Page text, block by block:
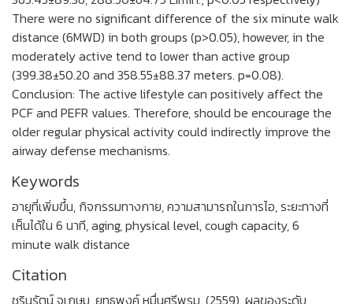
There were no significant difference of the six minute walk
distance (6MWD) in both groups (p>0.05), however, in the
moderately active tend to lower than active group
(399.38±50.20 and 358.55±88.37 meters. p=0.08).
Conclusion: The active lifestyle can positively affect the
PCF and PEFR values. Therefore, should be encourage the
older regular physical activity could indirectly improve the
airway defense mechanisms.
Keywords
อายุที่เพิ่มขึ้น, กิจกรรมทางกาย,ความสามารถในการไอ,ระยะทางที่
เห็นได้ใน 6 นาที,aging,physical level,cough capacity,6
minute walk distance
Citation
ชรินรัตน์ จูเกษม, ยุทธพงค์ หมื่นศรีพรม. (2559). ผลของระดับ